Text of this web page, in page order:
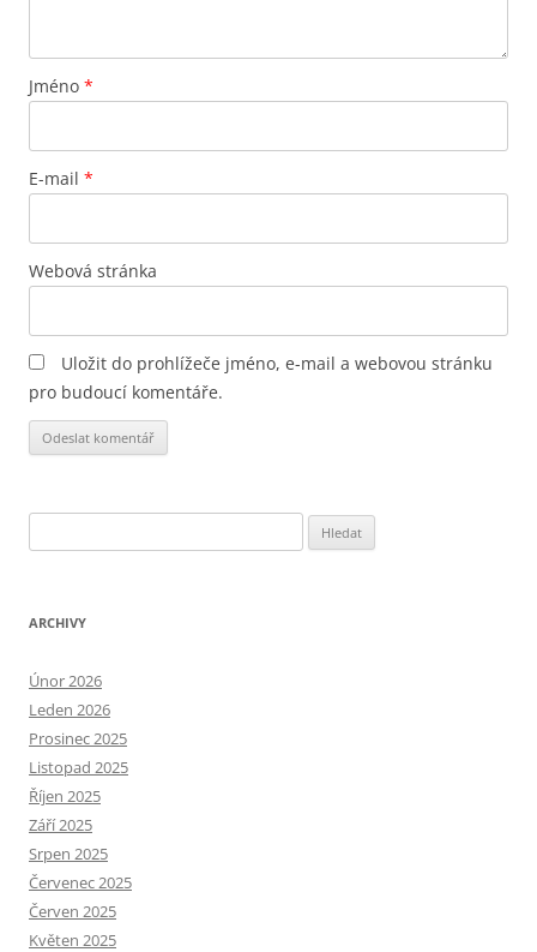
Jméno *
E-mail *
Webová stránka
Uložit do prohlížeče jméno, e-mail a webovou stránku
pro budoucí komentáře.
ARCHIVY
Únor 2026
Leden 2026
Prosinec 2025
Listopad 2025
Říjen 2025
Září 2025
Srpen 2025
Červenec 2025
Červen 2025
Květen 2025